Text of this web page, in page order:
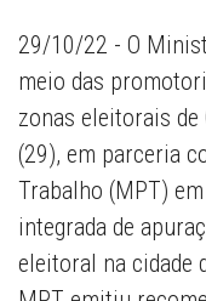
29/10/22 - O
meio das
zonas eleitorais
(29), em parceria
Trabalho (MPT)
integrada de
eleitoral na cidade